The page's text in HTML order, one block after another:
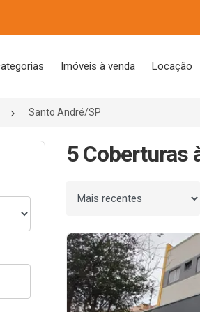
Imóveis à venda Locação
Santo André/SP
5 Coberturas
Ordenar por